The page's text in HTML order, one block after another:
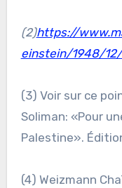
(2)https://
einstein/1948/
(3) Voir sur ce
Soliman: «Pour
Palestine».
(4) Weizmann